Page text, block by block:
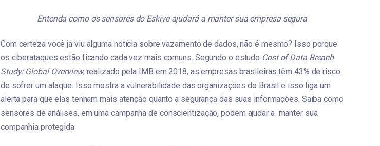
Entenda como os sensores do Eskive ajudará a manter sua empresa segura
Com certeza você já viu alguma notícia sobre vazamento de dados, não é mesmo? Isso porque
os ciberataques estão ficando cada vez mais comuns. Segundo o estudo Cost of Data Breach
Study: Global Overview, realizado pela IMB em 2018, as empresas brasileiras têm 43% de risco
de sofrer um ataque. Isso mostra a vulnerabilidade das organizações do Brasil e isso liga um
alerta para que elas tenham mais atenção quanto a segurança das suas informações. Saiba como
sensores de análises, em uma campanha de conscientização, podem ajudar a  manter sua
companhia protegida.